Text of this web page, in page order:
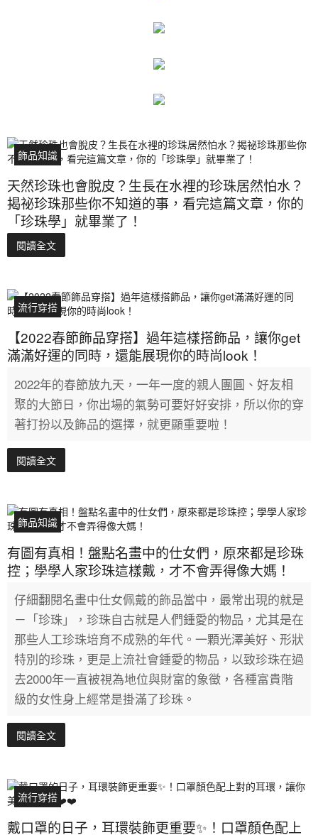
飾品知識
天然珍珠也會脫皮？生長在水裡的珍珠居然怕水？
揭祕珍珠那些你不知道的事，看完這篇文章，你的
「珍珠學」就畢業了！
閱讀全文
流行穿搭
【2022春節飾品穿搭】過年這樣搭飾品，讓你get
滿滿好運的同時，還能展現你的時尚look！
2022年的春節放九天，一年一度的親人團圓、好友相
聚的大節日，你出場的氣勢可要好好安排，所以你的穿
著打扮以及飾品的選擇，就更顯重要啦！
閱讀全文
飾品知識
有圖有真相！盤點名畫中的仕女們，原來都是珍珠
控；學學人家珍珠這樣戴，才不會弄得像大媽！
仔細翻閱名畫中仕女佩戴的飾品當中，最常出現的就是
－「珍珠」，珍珠自古就是人們鍾愛的物品，尤其是在
那些人工珍珠培育不成熟的年代。一顆光澤美好、形狀
特別的珍珠，更是上流社會鍾愛的物品，以致珍珠在過
去2000年一直被視為地位與財富的象徵，各種富貴階
級的女性身上經常是掛滿了珍珠。
閱讀全文
流行穿搭
戴口罩的日子，耳環裝飾更重要✨！口罩顏色配上